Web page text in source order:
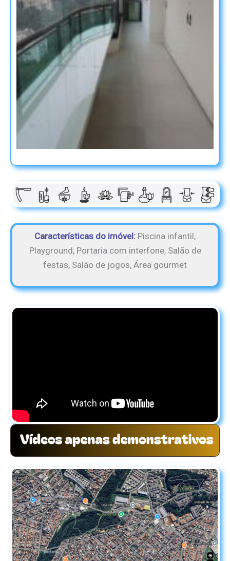
Características do imóvel: Piscina infantil,
Playground, Portaria com interfone, Salão de
festas, Salão de jogos, Área gourmet